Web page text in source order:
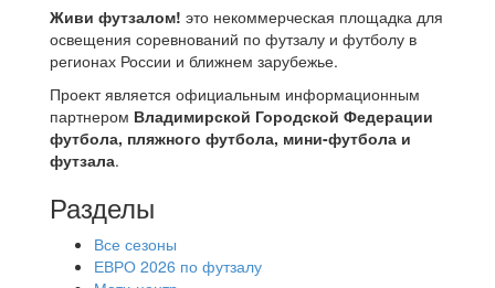
Живи футзалом! это некоммерческая площадка для
освещения соревнований по футзалу и футболу в
регионах России и ближнем зарубежье.
Проект является официальным информационным
партнером Владимирской Городской Федерации
футбола, пляжного футбола, мини-футбола и
футзала.
Разделы
Все сезоны
ЕВРО 2026 по футзалу